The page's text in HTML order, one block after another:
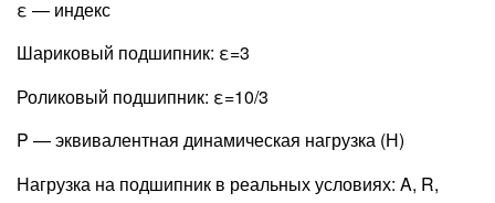
ε — индекс
Шариковый подшипник: ε=3
Роликовый подшипник: ε=10/3
P — эквивалентная динамическая нагрузка (Н)
Нагрузка на подшипник в реальных условиях: A, R,